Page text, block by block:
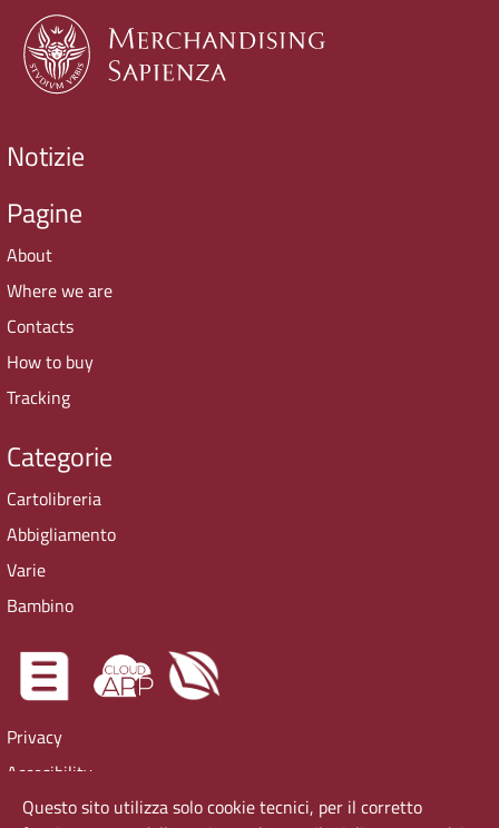
Notizie
Pagine
About
Where we are
Contacts
How to buy
Tracking
Categorie
Cartolibreria
Abbigliamento
Varie
Bambino
Privacy
Accesibility
Cookie Policy
Questo sito utilizza solo cookie tecnici, per il corretto